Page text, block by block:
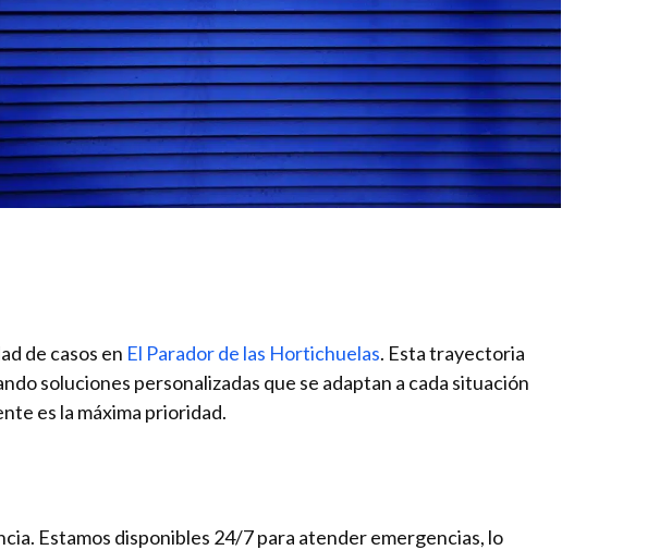
de casos en El Parador de las Hortichuelas. Esta trayectoria
soluciones personalizadas que se adaptan a cada situación
es la máxima prioridad.
Estamos disponibles 24/7 para atender emergencias, lo